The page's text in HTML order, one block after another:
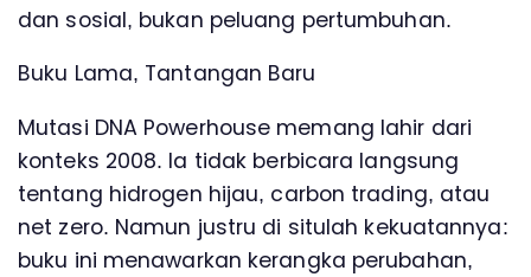
dan sosial, bukan peluang pertumbuhan.
Buku Lama, Tantangan Baru
Mutasi DNA Powerhouse memang lahir dari
konteks 2008. Ia tidak berbicara langsung
tentang hidrogen hijau, carbon trading, atau
net zero. Namun justru di situlah kekuatannya:
buku ini menawarkan kerangka perubahan,